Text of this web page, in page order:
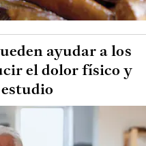
ayudar a los
el dolor físico y